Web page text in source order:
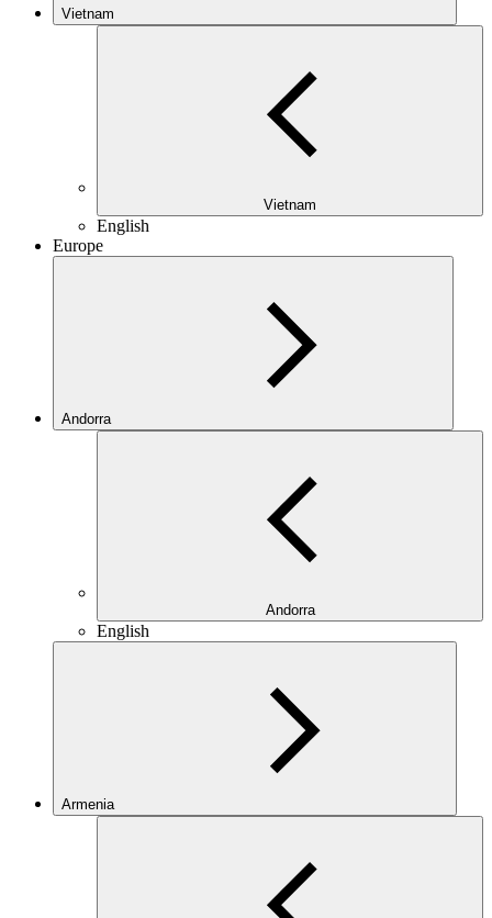
Vietnam
Vietnam
English
Europe
Andorra
Andorra
English
Armenia